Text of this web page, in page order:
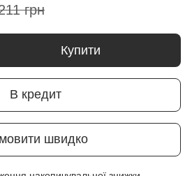
грн
Купити
В кредит
швидко